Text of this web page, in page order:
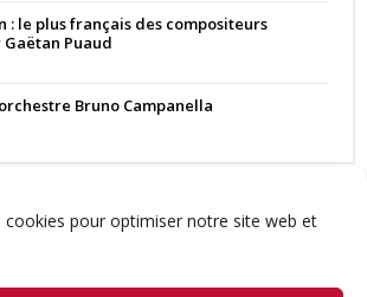
cookies pour optimiser notre site web et
: le plus français des compositeurs
Puaud
Bruno Campanella